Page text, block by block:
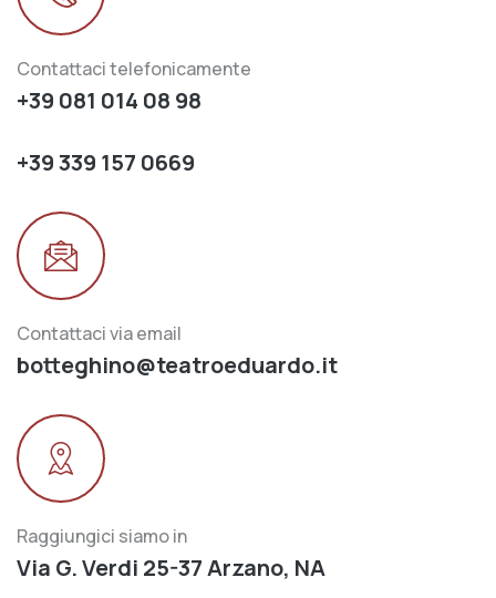
Contattaci telefonicamente
+39 081 014 08 98
+39 339 157 0669
Contattaci via email
botteghino@teatroeduardo.it
Raggiungici siamo in
Via G. Verdi 25-37 Arzano, NA